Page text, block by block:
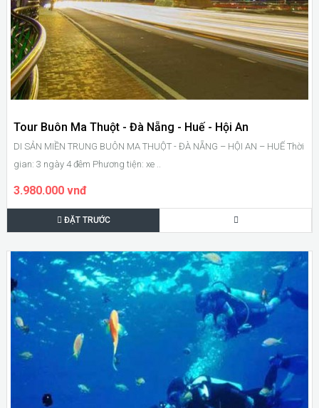
Tour Buôn Ma Thuột - Đà Nẵng - Huế - Hội An
DI SẢN MIỀN TRUNG BUÔN MA THUỘT - ĐÀ NẴNG – HỘI AN – HUẾ Thời
gian: 3 ngày 4 đêm Phương tiện: xe ..
3.980.000 vnđ
ĐẶT TRƯỚC